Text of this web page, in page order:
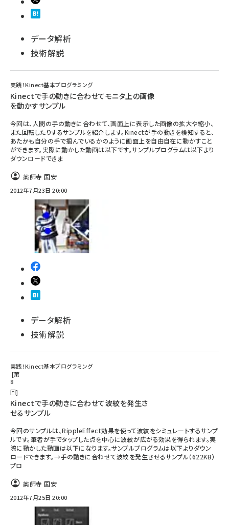
データ解析
技術解説
実践！Kinect基本プログラミング
Kinectで手の動きに合わせてモニタ上の画像
を動かすサンプル
今回は、人間の手の動きに合わせて、画面上に表示した画像の拡大や縮小、
また回転したりするサンプルを紹介します。Kinectが手の動きを検知すると、
あたかも自分の手で掴んでいるかのように画面上を自由自在に動かすこと
ができます。実際に動かした動画は以下です。サンプルプログラムは以下より
ダウンロードできま
薬師寺 国安
2012年7月23日 20:00
データ解析
技術解説
実践！Kinect基本プログラミング
第
8
回
Kinectで手の動きに合わせて波紋を発生さ
せるサンプル
今回のサンプルは、RippleEffect効果を使って波紋をシミュレートするサンプ
ルです。筆者が手でタップした点を中心に波紋が広がる効果を得られます。実
際に動かした動画は以下になります。サンプルプログラムは以下よりダウン
ロードできます。→手の動きに合わせて波紋を発生させるサンプル（622KB）
プロ
薬師寺 国安
2012年7月25日 20:00